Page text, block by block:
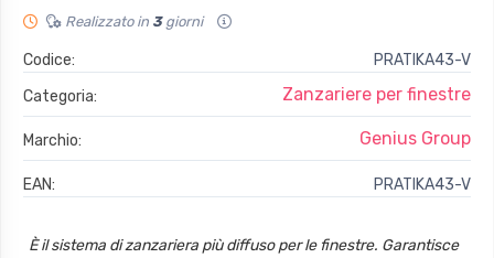
Realizzato in 3giorni
Codice:
PRATIKA43-V
Categoria:
Zanzariere per finestre
Marchio: Genius Group
EAN: PRATIKA43-V
È il sistema di zanzariera più diffuso per le finestre. Garantisce